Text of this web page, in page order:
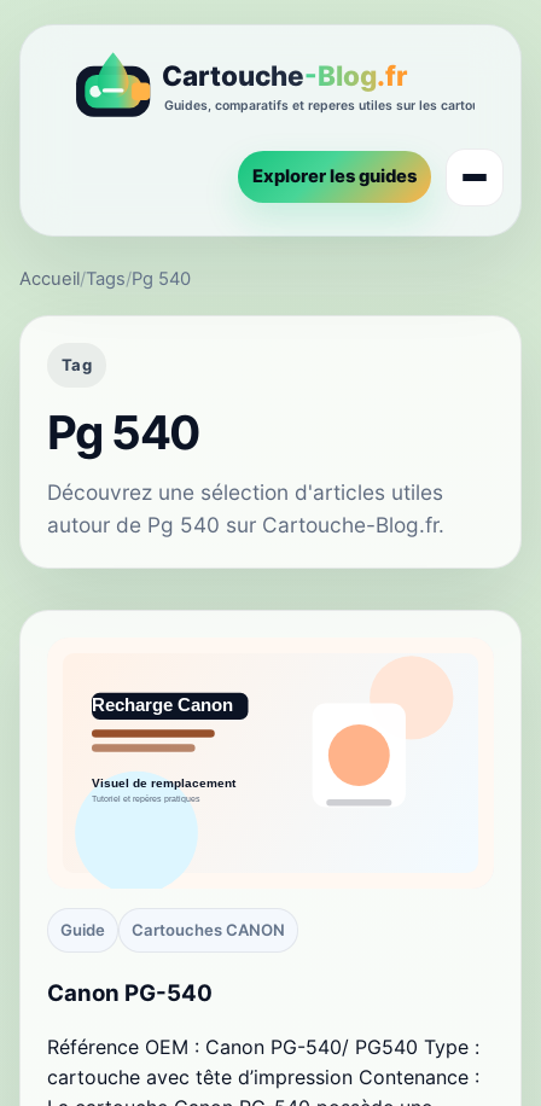
Explorer les guides
Accueil/Tags/Pg 540
Tag
Pg 540
Découvrez une sélection d'articles utiles
autour de Pg 540 sur Cartouche-Blog.fr.
Guide Cartouches CANON
Canon PG-540
Référence OEM : Canon PG-540/ PG540 Type :
cartouche avec tête d’impression Contenance :